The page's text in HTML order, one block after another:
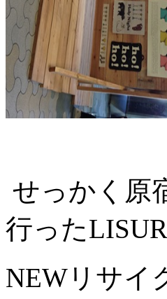
せっかく原
行った
NEWリサイ